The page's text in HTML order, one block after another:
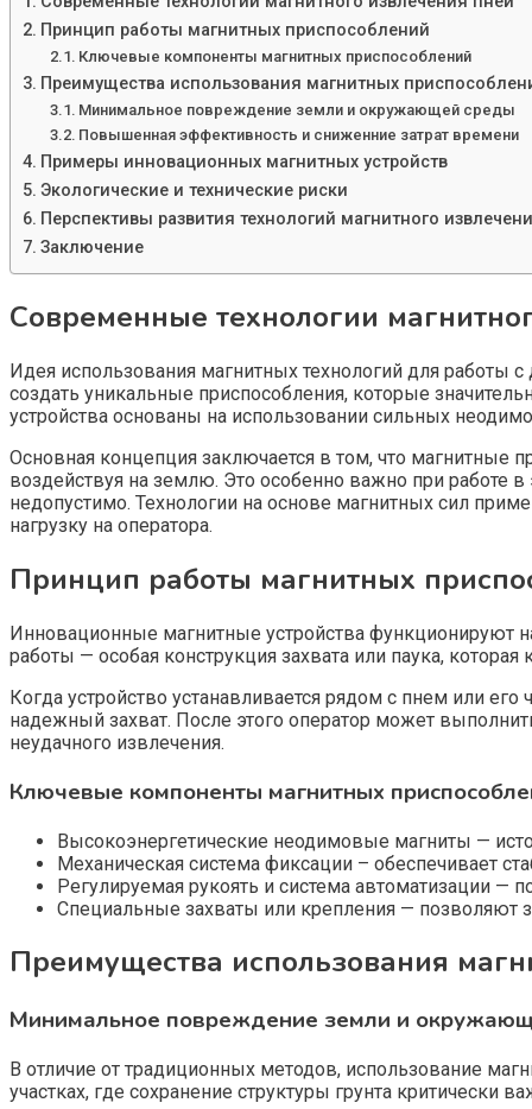
Принцип работы магнитных приспособлений
Ключевые компоненты магнитных приспособлений
Преимущества использования магнитных
Минимальное повреждение земли и окружающей среды
Повышенная эффективность и сниженние затрат времени
Примеры инновационных магнитных устройств
Экологические и технические риски
Перспективы развития технологий магнитного
Заключение
Современные технологии
Идея использования магнитных технологий для работы
создать уникальные приспособления, которые
устройства основаны на использовании сильных
Основная концепция заключается в том, что магнитные
воздействуя на землю. Это особенно важно при работе
недопустимо. Технологии на основе магнитных сил
нагрузку на оператора.
Принцип работы магнитных
Инновационные магнитные устройства функционируют
работы — особая конструкция захвата или паука,
Когда устройство устанавливается рядом с пнем или
надежный захват. После этого оператор может
неудачного извлечения.
Ключевые компоненты магнитных
Высокоэнергетические неодимовые магниты —
Механическая система фиксации – обеспечивает
Регулируемая рукоять и система автоматизации —
Специальные захваты или крепления — позволяют
Преимущества использования
Минимальное повреждение земли и
В отличие от традиционных методов, использование
участках, где сохранение структуры грунта критически